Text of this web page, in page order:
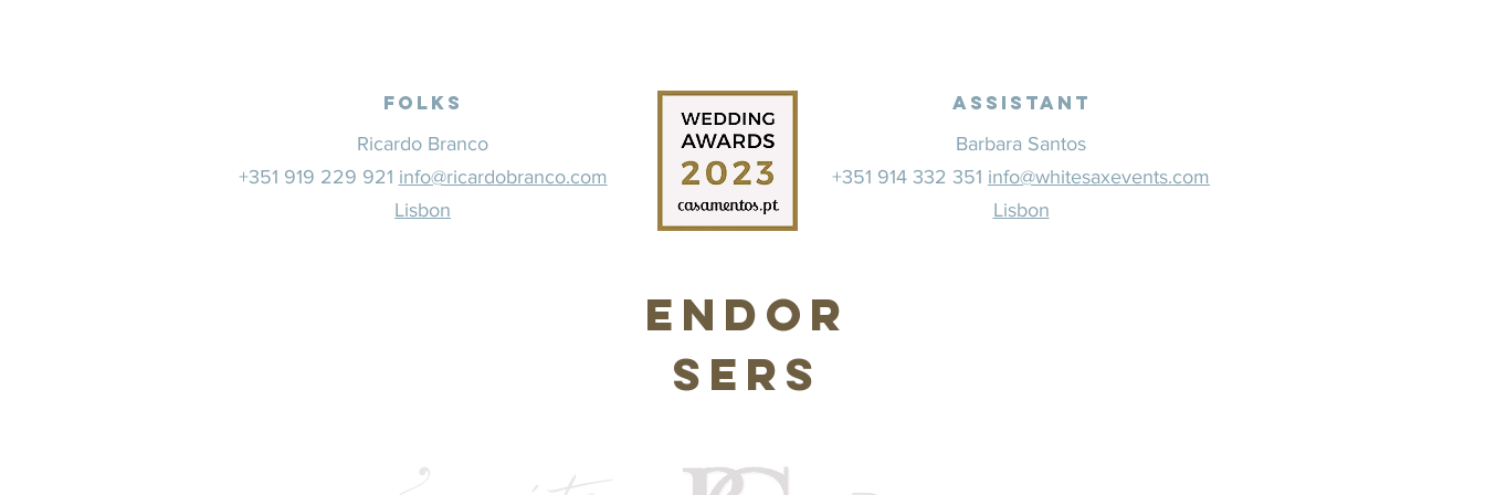
Folks
Ricardo Branco
+351 919 229 921 info@ricardobranco.com
Lisbon
Assistant
Barbara Santos
+351 914 332 351 info@whitesaxevents.com
Lisbon
Endor
sers